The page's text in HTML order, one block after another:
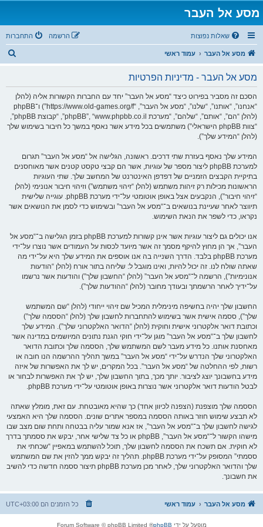
מסע אל העבר
שאלות נפוצות התחברות הרשמה
מסע אל העבר עמוד ראשי
מסע אל העבר - מדיניות הפרטיות
הסכם זה מסביר בפירוט כיצד “מסע אל העבר” יחד עם החברות הקשורות אליה (להלן
“אנחנו”, “אותנו”, “שלנו”, “מסע אל העבר”, “https://www.old-games.org/f”) ו־phpBB
(להלן “הם”, “אותם”, “שלהם”, “מערכת phpBB”, “www.phpbb.co.il”, “קבוצת phpBB”,
“צוות phpBB הישראלי”) משתמשים בכל מידע אשר נאסף במשך כל חיבור בשימוש שלך
(להלן “המידע שלך”).
המידע שלך נאסף בעזרת שתי דרכים. ראשונה, הגלישה אל “מסע אל העבר” תגרום
למערכת phpBB ליצור מספר של עוגיות, אשר הם קבצי טקסט קטנים אשר מאוחסנים
בתיקיית הקבצים הזמניים של דפדפן האינטרנט של המחשב שלך. שתי העוגיות
הראשונות מכילות רק זיהות משתמש (להלן “זיהוי משתמש”) וזיהוי חיבור אנונימי (להלן
“זיהוי חיבור”), הנקבעים אצל באופן אוטומטי על־ידי מערכת phpBB. עוגייה שלישית
תיווצר לאחר שעיינת בנושאים ב־“מסע אל העבר” ובשימוש כדי לסמן את הנושאים אשר
נקראו, כדי לשפר את הנאת השימוש.
אנו יכולים גם ליצור עוגיות אשר אינן קשורות למערכת phpBB בזמן הגלישה ב־“מסע אל
העבר”, אך הן מחוץ להיקף מסמך זה אשר מיועד לכסות על העמודים אשר נוצרו על־ידי
מערכת phpBB בלבד. הדרך השנייה בה אנו אוספים את המידע שלך היא על־ידי מה
שאתה שולח לנו. זה יכול להיות, ואינו מוגבל ל: שליחה בתור אורח (להלן “הודעות
אנונימיות”), הרשמה ל־“מסע אל העבר” (להלן “החשבון שלך”) והודעות אשר נרשמו
על־ידיך לאחר הרשמתך ובעודך מחובר (להלן “ההודעות שלך”).
החשבון שלך יהיה בחשיפה מינימלית המכיל שם זיהוי ייחודי (להלן “שם המשתמש
שלך”), ססמה אישית אשר בשימוש להתחברות לחשבון שלך (להלן “הססמה שלך”)
וכתובת דואר אלקטרוני אישית וחוקית (להלן “הדואר האלקטרוני שלך”). המידע שלך
לחשבון שלך ב־“מסע אל העבר” מוגן על־ידי חוקי הגנת נתונים המיושמים במדינה אשר
מאחסנת אותנו. כל מידע מעבר לשם המשתמש שלך, הססמה שלך וכתובת הדואר
האלקטרוני שלך הנדרש על־ידי “מסע אל העבר” במשך תהליך ההרשמה הנו חובה או
רשות, לפי ההחלטה של “מסע אל העבר”. בכל המקרים, יש לך את האפשרות של איזה
מידע בחשבונך יוצג לציבור. יותך מכך, בתוך החשבון שלך, יש לך את האפשרות לבחור או
לבטל הודעות דואר אלקטרוני אשר נוצרות באופן אוטומטי על־ידי מערכת phpBB.
הססמה שלך מוצפנת (הצפנה לכיוון אחד) כך שהיא מאובטחת. עם זאת, מומלץ שאתה
לא תבצע שימוש חוזר באותה הססמה במספר אתרים שונים. הססמה שלך היא האמצעי
לגישה לחשבון שלך ב־“מסע אל העבר”, אז אנא שמור עליה בבטחה ותחת שום מצב שבו
מישהו הקשור ל־“מסע אל העבר”, phpBB או כל צד שלישי אחר, יבקש את ססמתך בדרך
לא חוקית. אם תשכח את הססמה לחשבון שלך, תוכל להשתמש במאפיין “שכחתי את
ססמתי” המסופק על־ידי מערכת phpBB. תהליך זה יבקש ממך להזין את שם המשתמש
שלך והדואר האלקטרוני שלך, לאחר מכן מערכת phpBB תיצור ססמה חדשה כדי להשיב
את חשבונך.
מסע אל העבר עמוד ראשי כל הזמנים הם UTC+03:00
מופעל על ידי phpBB
® Forum Software © phpBB Limited